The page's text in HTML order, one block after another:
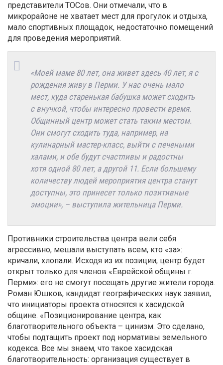
представители ТОСов. Они отмечали, что в
микрорайоне не хватает мест для прогулок и отдыха,
мало спортивных площадок, недостаточно помещений
для проведения мероприятий.
«Моей маме 80 лет, она живет здесь 40 лет, я с
рождения живу в Перми. У нас очень мало
мест, куда старенькая бабушка может сходить
с внучкой, чтобы интересно провести время.
Общинный центр может стать таким местом.
Они смогут сходить туда, например, на
кулинарный мастер-класс, выйти с печеными
халами, и обе будут счастливы и радостны
хотя одной 80 лет, а другой 11. Если большему
количеству людей мероприятия центра станут
доступны, это принесет только позитивные
эмоции», – выступила жительница Перми.
Противники строительства центра вели себя
агрессивно, мешали выступать всем, кто «за»:
кричали, хлопали. Исходя из их позиции, центр будет
открыт только для членов «Еврейской общины г.
Перми»: его не смогут посещать другие жители города.
Роман Юшков, кандидат географических наук заявил,
что инициаторы проекта относятся к хасидской
общине. «Позиционирование центра, как
благотворительного объекта – цинизм. Это сделано,
чтобы подтащить проект под нормативы земельного
кодекса. Все мы знаем, что такое хасидская
благотворительность: организация существует в